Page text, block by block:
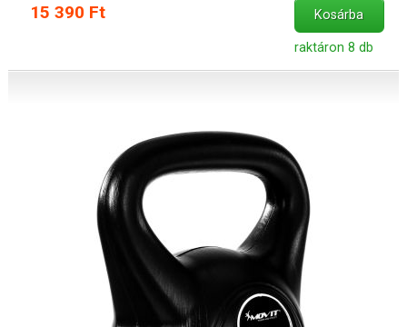
15 390 Ft Kosárba
raktáron 8 db